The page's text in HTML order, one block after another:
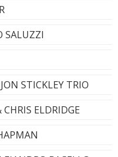
STICKLEY TRIO
ELDRIDGE